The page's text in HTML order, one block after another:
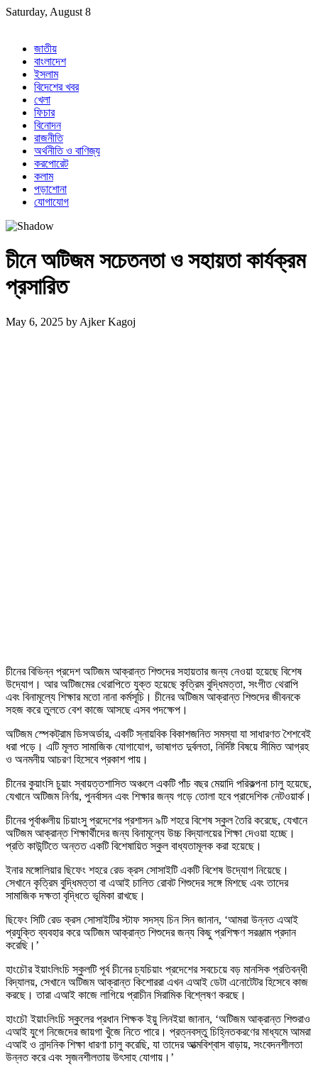
Skip
Saturday, August 8
জাতীয়
বাংলাদেশ
ইসলাম
বিদেশের খবর
খেলা
ফিচার
বিনোদন
রাজনীতি
অর্থনীতি ও বাণিজ্য
করপোরেট
কলাম
পড়াশোনা
যোগাযোগ
চীনে অটিজম সচেতনতা ও সহায়তা কার্যক্রম
প্রসারিত
May 6, 2025 by Ajker Kagoj
চীনের বিভিন্ন প্রদেশ অটিজম আক্রান্ত শিশুদের সহায়তার জন্য নেওয়া হয়েছে বিশেষ
উদ্যোগ। আর অটিজমের থেরাপিতে যুক্ত হয়েছে কৃত্রিম বুদ্ধিমত্তা, সংগীত থেরাপি
এবং বিনামূল্যে শিক্ষার মতো নানা কর্মসূচি। চীনের অটিজম আক্রান্ত শিশুদের জীবনকে
সহজ করে তুলতে বেশ কাজে আসছে এসব পদক্ষেপ।
অটিজম স্পেকট্রাম ডিসঅর্ডার, একটি স্নায়বিক বিকাশজনিত সমস্যা যা সাধারণত শৈশবেই
ধরা পড়ে। এটি মূলত সামাজিক যোগাযোগ, ভাষাগত দুর্বলতা, নির্দিষ্ট বিষয়ে সীমিত আগ্রহ
ও অনমনীয় আচরণ হিসেবে প্রকাশ পায়।
চীনের কুয়াংসি চুয়াং স্বায়ত্তশাসিত অঞ্চলে একটি পাঁচ বছর মেয়াদি পরিকল্পনা চালু হয়েছে,
যেখানে অটিজম নির্ণয়, পুনর্বাসন এবং শিক্ষার জন্য গড়ে তোলা হবে প্রাদেশিক নেটওয়ার্ক।
চীনের পূর্বাঞ্চলীয় চিয়াংসু প্রদেশের প্রশাসন ৯টি শহরে বিশেষ স্কুল তৈরি করেছে, যেখানে
অটিজম আক্রান্ত শিক্ষার্থীদের জন্য বিনামূল্যে উচ্চ বিদ্যালয়ের শিক্ষা দেওয়া হচ্ছে।
প্রতি কাউন্টিতে অন্তত একটি বিশেষায়িত স্কুল বাধ্যতামূলক করা হয়েছে।
ইনার মঙ্গোলিয়ার ছিফেং শহরে রেড ক্রস সোসাইটি একটি বিশেষ উদ্যোগ নিয়েছে।
সেখানে কৃত্রিম বুদ্ধিমত্তা বা এআই চালিত রোবট শিশুদের সঙ্গে মিশছে এবং তাদের
সামাজিক দক্ষতা বৃদ্ধিতে ভূমিকা রাখছে।
ছিফেং সিটি রেড ক্রস সোসাইটির স্টাফ সদস্য চিন সিন জানান, ‘আমরা উন্নত এআই
প্রযুক্তি ব্যবহার করে অটিজম আক্রান্ত শিশুদের জন্য কিছু প্রশিক্ষণ সরঞ্জাম প্রদান
করেছি।’
হাংচৌর ইয়াংলিংচি স্কুলটি পূর্ব চীনের চ্যচিয়াং প্রদেশের সবচেয়ে বড় মানসিক প্রতিবন্ধী
বিদ্যালয়, সেখানে অটিজম আক্রান্ত কিশোররা এখন এআই ডেটা এনোটেটর হিসেবে কাজ
করছে। তারা এআই কাজে লাগিয়ে প্রাচীন সিরামিক বিশ্লেষণ করছে।
হাংচৌ ইয়াংলিংচি স্কুলের প্রধান শিক্ষক ইয়ু লিনইয়া জানান, ‘অটিজম আক্রান্ত শিশুরাও
এআই যুগে নিজেদের জায়গা খুঁজে নিতে পারে। প্রত্নবস্তু চিহ্নিতকরণের মাধ্যমে আমরা
এআই ও নান্দনিক শিক্ষা ধারণা চালু করেছি, যা তাদের আত্মবিশ্বাস বাড়ায়, সংবেদনশীলতা
উন্নত করে এবং সৃজনশীলতায় উৎসাহ যোগায়।’